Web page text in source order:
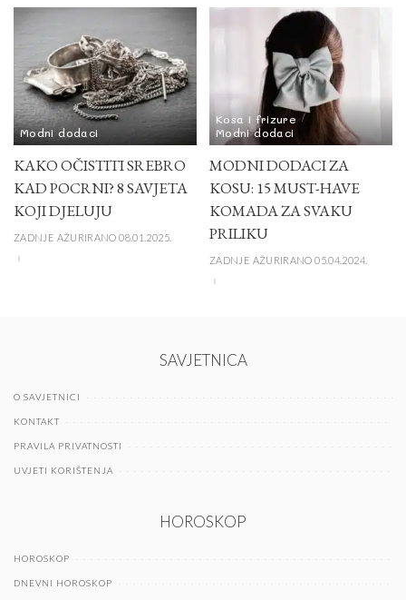
Modni dodaci
KAKO OČISTITI SREBRO
KAD POCRNI? 8 SAVJETA
KOJI DJELUJU
ZADNJE AŽURIRANO 08.01.2025.
Kosa i frizure
Modni dodaci
MODNI DODACI ZA
KOSU: 15 MUST-HAVE
KOMADA ZA SVAKU
PRILIKU
ZADNJE AŽURIRANO 05.04.2024.
SAVJETNICA
O SAVJETNICI
KONTAKT
PRAVILA PRIVATNOSTI
UVJETI KORIŠTENJA
HOROSKOP
HOROSKOP
DNEVNI HOROSKOP